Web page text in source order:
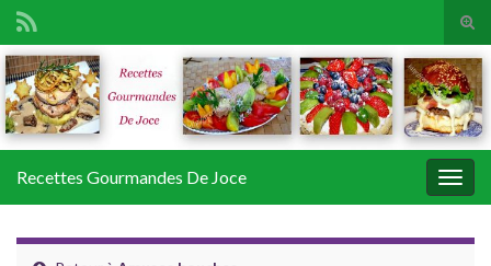
Search for:
Recettes Gourmandes De Joce